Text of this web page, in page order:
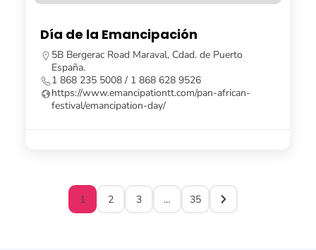
Día de la Emancipación
5B Bergerac Road Maraval, Cdad. de Puerto
España.
1 868 235 5008 / 1 868 628 9526
https://www.emancipationtt.com/pan-african-
festival/emancipation-day/
1 2 3 … 35